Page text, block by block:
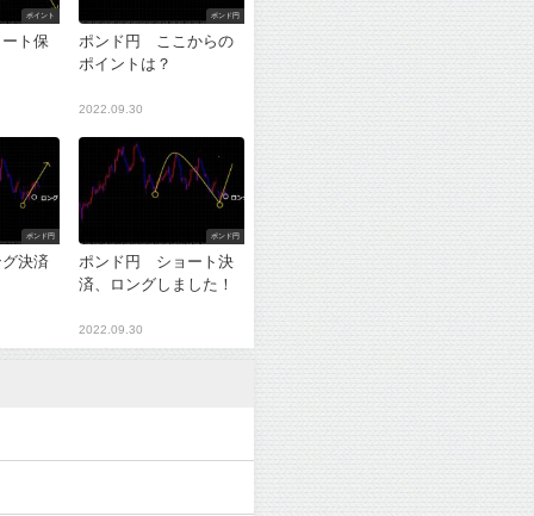
ポイント
ト保
ポンド円
ポンド円 ここからの
ポイントは？
2022.09.30
ポンド円
決済
ポンド円
ポンド円 ショート決
済、ロングしました！
2022.09.30